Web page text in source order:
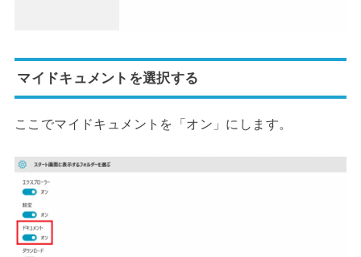
マイドキュメントを選択する
ここでマイドキュメントを「オン」にします。